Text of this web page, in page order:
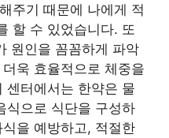
주기 때문에 나에게 적
할 수 있었습니다. 또
원인을 꼼꼼하게 파악
욱 효율적으로 체중을
센터에서는 한약은 물
식으로 식단을 구성하
을 예방하고, 적절한